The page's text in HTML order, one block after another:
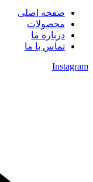
صفحه اصلی
محصولات
درباره ما
تماس با ما
Instagram